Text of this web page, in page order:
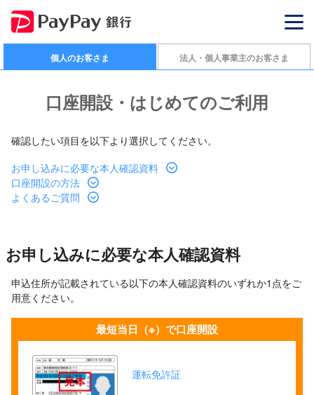
個人のお客さま 法人・個人事業主のお客さま
口座開設・はじめてのご利用
確認したい項目を以下より選択してください。
お申し込みに必要な本人確認資料
口座開設の方法
よくあるご質問
お申し込みに必要な本人確認資料
申込住所が記載されている以下の本人確認資料のいずれか1点をご
用意ください。
最短当日 （※） で口座開設
運転免許証